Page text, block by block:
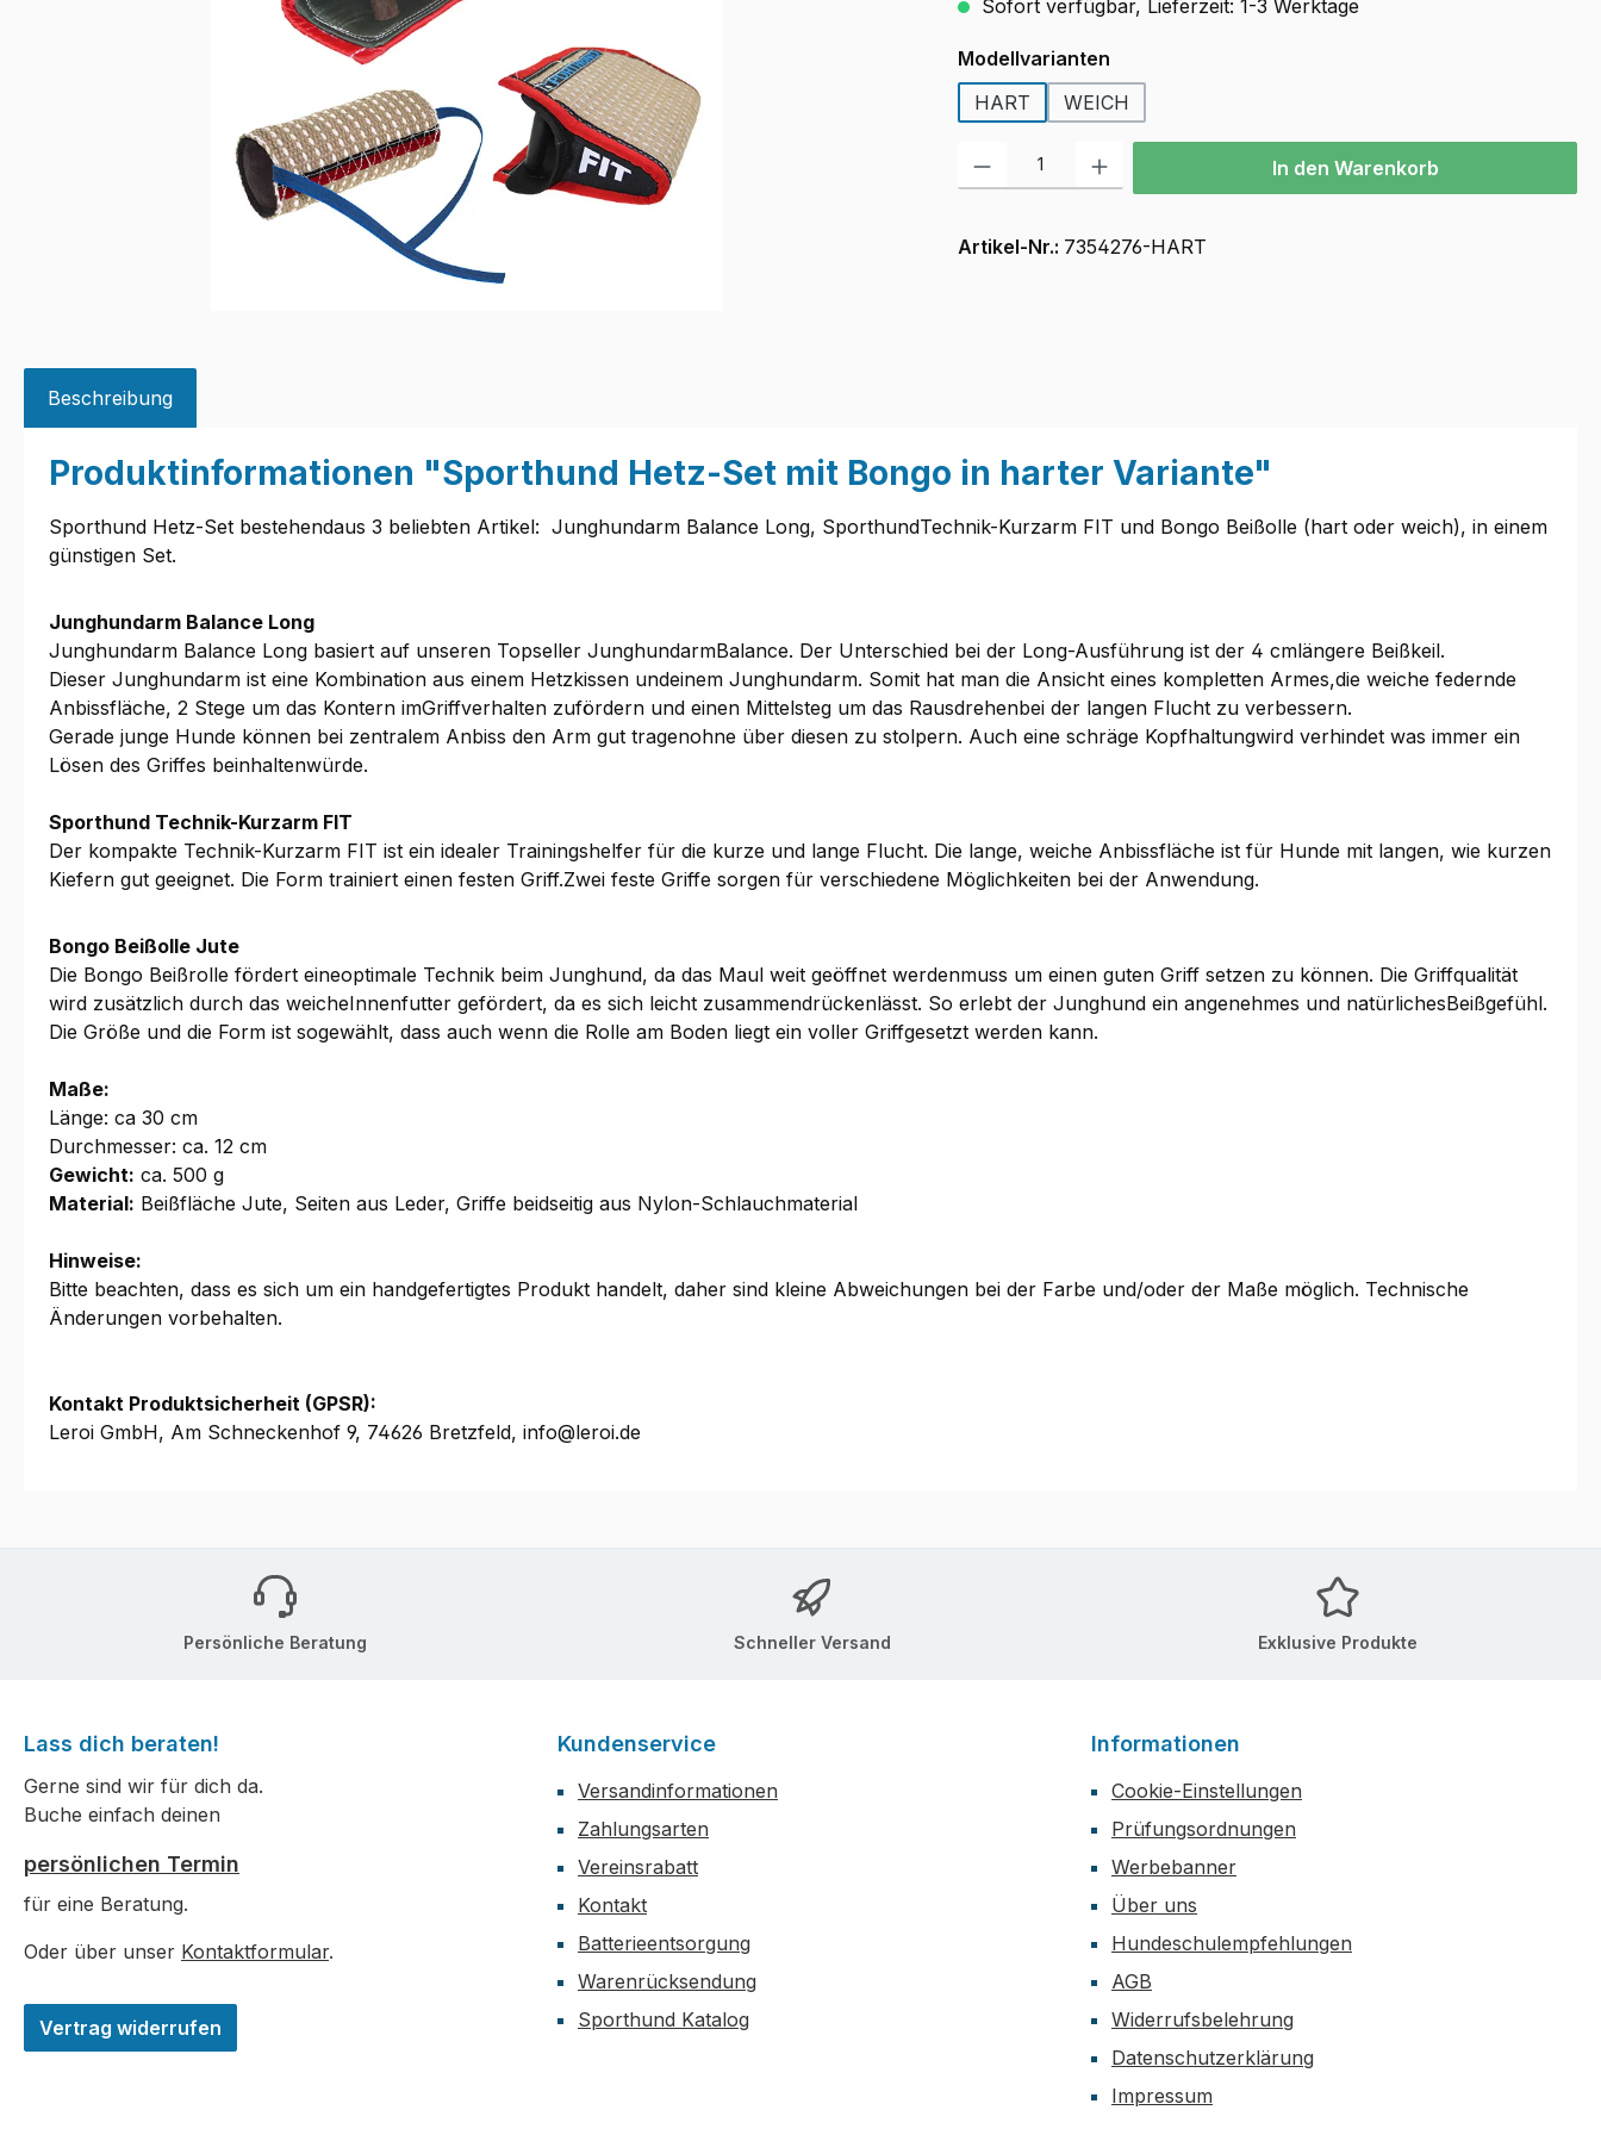
Sofort verfügbar, Lieferzeit: 1-3 Werktage
Modellvarianten
HART
WEICH
Produkt Anzahl: Gib den gewünschten Wert ein oder benutze die Schaltflächen
In den Warenkorb
Artikel-Nr.: 7354276-HART
Beschreibung
Produktinformationen "Sporthund Hetz-Set mit Bongo in harter Variante"
Sporthund Hetz-Set bestehendaus 3 beliebten Artikel: Junghundarm Balance Long, SporthundTechnik-Kurzarm FIT und Bongo Beißolle (hart oder weich), in einem
günstigen Set.
Junghundarm Balance Long
Junghundarm Balance Long basiert auf unseren Topseller JunghundarmBalance. Der Unterschied bei der Long-Ausführung ist der 4 cmlängere Beißkeil.
Dieser Junghundarm ist eine Kombination aus einem Hetzkissen undeinem Junghundarm. Somit hat man die Ansicht eines kompletten Armes,die weiche federnde
Anbissfläche, 2 Stege um das Kontern imGriffverhalten zufördern und einen Mittelsteg um das Rausdrehenbei der langen Flucht zu verbessern.
Gerade junge Hunde können bei zentralem Anbiss den Arm gut tragenohne über diesen zu stolpern. Auch eine schräge Kopfhaltungwird verhindet was immer ein
Lösen des Griffes beinhaltenwürde.
Sporthund Technik-Kurzarm FIT
Der kompakte Technik-Kurzarm FIT ist ein idealer Trainingshelfer für die kurze und lange Flucht. Die lange, weiche Anbissfläche ist für Hunde mit langen, wie kurzen
Kiefern gut geeignet. Die Form trainiert einen festen Griff.Zwei feste Griffe sorgen für verschiedene Möglichkeiten bei der Anwendung.
Bongo Beißolle Jute
Die Bongo Beißrolle fördert eineoptimale Technik beim Junghund, da das Maul weit geöffnet werdenmuss um einen guten Griff setzen zu können. Die Griffqualität
wird zusätzlich durch das weicheInnenfutter gefördert, da es sich leicht zusammendrückenlässt. So erlebt der Junghund ein angenehmes und natürlichesBeißgefühl.
Die Größe und die Form ist sogewählt, dass auch wenn die Rolle am Boden liegt ein voller Griffgesetzt werden kann.
Maße:
Länge: ca 30 cm
Durchmesser: ca. 12 cm
Gewicht: ca. 500 g
Material: Beißfläche Jute, Seiten aus Leder, Griffe beidseitig aus Nylon-Schlauchmaterial
Hinweise:
Bitte beachten, dass es sich um ein handgefertigtes Produkt handelt, daher sind kleine Abweichungen bei der Farbe und/oder der Maße möglich. Technische
Änderungen vorbehalten.
Kontakt Produktsicherheit (GPSR):
Leroi GmbH, Am Schneckenhof 9, 74626 Bretzfeld, info@leroi.de
Persönliche Beratung Schneller Versand Exklusive Produkte
Lass dich beraten!
Gerne sind wir für dich da.
Buche einfach deinen
persönlichen Termin
für eine Beratung.
Oder über unser Kontaktformular.
Vertrag widerrufen
Kundenservice
Versandinformationen
Zahlungsarten
Vereinsrabatt
Kontakt
Batterieentsorgung
Warenrücksendung
Sporthund Katalog
Informationen
Cookie-Einstellungen
Prüfungsordnungen
Werbebanner
Über uns
Hundeschulempfehlungen
AGB
Widerrufsbelehrung
Datenschutzerklärung
Impressum